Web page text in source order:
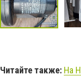
Читайте также: На